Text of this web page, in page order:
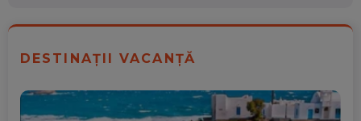
DESTINAȚII VACANȚĂ